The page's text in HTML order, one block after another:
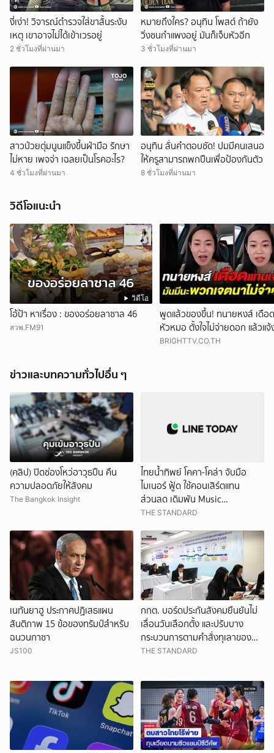
งี่เง่า! วิจารณ์ตำรวจใส่ขาสั้นระงับ
เหตุ เขาอาจไม่ได้เข้าเวรอยู่
2 ชั่วโมงที่ผ่านมา
หมายถึงใคร? อนุทิน โพสต์ ถ้ายัง
วิ่งชนกำแพงอยู่ มันก็เจ็บหัวอีก
3 ชั่วโมงที่ผ่านมา
สาวป่วยตุ่มนูนแข็งขึ้นฝ่ามือ รักษา
ไม่หาย เพจจ่า เฉลยเป็นโรคอะไร?
4 ชั่วโมงที่ผ่านมา
อนุทิน ลั่นคำตอบชัด! ปมมีคนเสนอ
ให้ครูสามารถพกปืนเพื่อป้องกันตัว
8 ชั่วโมงที่ผ่านมา
วิดีโอแนะนำ
วิดีโอ
โอ้ป้า หาเรื่อง : ของอร่อยลาซาล 46
สวพ.FM91
พูดแล้วของขึ้น! ทนายหงส์ เดือ
หัวหมอ ตั้งใจไม่จ่ายดอก แล้วแ
มาจับเจ้าหนี้
BRIGHTTV.CO.TH
ข่าวและบทความทั่วไปอื่น ๆ
(คลิป) ปิดช่องโหว่อาวุธปืน คืน
ความปลอดภัยให้สังคม
The Bangkok Insight
ไทยน้ำทิพย์ โคคา-โคล่า จับมือ
ไมเนอร์ ฟู้ด ใช้คอนเสิร์ตแทน
ส่วนลด เดิมพัน Music
Marketing ในปีที่ธุรกิจร้านอาหาร
THE STANDARD
เนทันยาฮู ประกาศปฏิเสธแผน
สันติภาพ 15 ข้อของทรัมป์สำหรับ
ฉนวนกาซา
JS100
กกต. บอร์ดประกันสังคมยืนยันไม่
เลื่อนวันเลือกตั้ง และปรับบาง
กระบวนการตามคำสั่งทุเลาของ
ศาล
THE STANDARD